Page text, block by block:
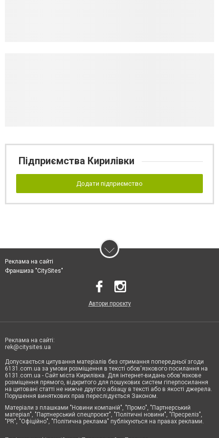
Підприємства Кирилівки
Додати підприємство
Реклама на сайті
Франшиза "CitySites"
Автори проєкту
Реклама на сайті:
rek@citysites.ua
Допускається цитування матеріалів без отримання попередньої згоди
6131.com.ua за умови розміщення в тексті обов'язкового посилання на
6131.com.ua - Сайт міста Кирилівка. Для інтернет-видань обов'язкове
розміщення прямого, відкритого для пошукових систем гіперпосилання
на цитовані статті не нижче другого абзацу в тексті або в якості джерела.
Порушення виняткових прав переслідується Законом.
Матеріали з плашками "Новини компаній", "Промо", "Партнерський
матеріал", "Партнерський спецпроєкт", "Політичні новини", "Пресреліз",
"PR", "Офіційно", "Політична реклама" публікуються на правах реклами.